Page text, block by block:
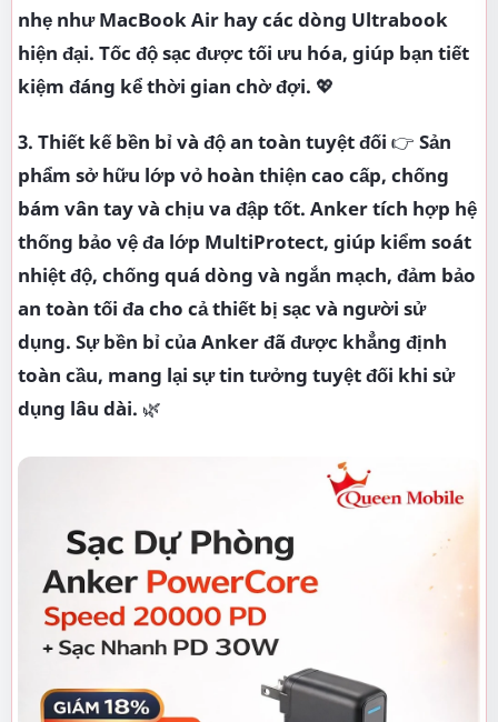
nhẹ như MacBook Air hay các dòng Ultrabook
hiện đại. Tốc độ sạc được tối ưu hóa, giúp bạn tiết
kiệm đáng kể thời gian chờ đợi. 💖
3. Thiết kế bền bỉ và độ an toàn tuyệt đối 👉 Sản
phẩm sở hữu lớp vỏ hoàn thiện cao cấp, chống
bám vân tay và chịu va đập tốt. Anker tích hợp hệ
thống bảo vệ đa lớp MultiProtect, giúp kiểm soát
nhiệt độ, chống quá dòng và ngắn mạch, đảm bảo
an toàn tối đa cho cả thiết bị sạc và người sử
dụng. Sự bền bỉ của Anker đã được khẳng định
toàn cầu, mang lại sự tin tưởng tuyệt đối khi sử
dụng lâu dài. 🌿